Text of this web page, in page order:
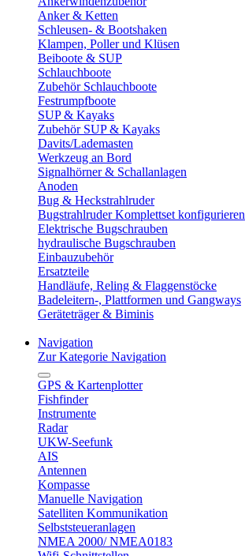
Anker & Ketten
Schleusen- & Bootshaken
Klampen, Poller und Klüsen
Beiboote & SUP
Schlauchboote
Zubehör Schlauchboote
Festrumpfboote
SUP & Kayaks
Zubehör SUP & Kayaks
Davits/Lademasten
Werkzeug an Bord
Signalhörner & Schallanlagen
Anoden
Bug & Heckstrahlruder
Bugstrahlruder Komplettset konfigurieren
Elektrische Bugschrauben
hydraulische Bugschrauben
Einbauzubehör
Ersatzteile
Handläufe, Reling & Flaggenstöcke
Badeleitern-, Plattformen und Gangways
Geräteträger & Biminis
Navigation
Zur Kategorie Navigation
GPS & Kartenplotter
Fishfinder
Instrumente
Radar
UKW-Seefunk
AIS
Antennen
Kompasse
Manuelle Navigation
Satelliten Kommunikation
Selbststeueranlagen
NMEA 2000/ NMEA0183